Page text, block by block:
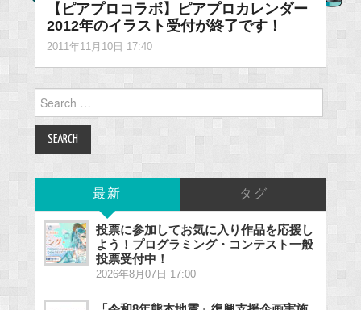
【ピアプロコラボ】ピアプロカレンダー
2012年のイラスト受付が終了です！
2011年11月10日 17:40
Search
for:
最新 タグ
投票に参加してお気に入り作品を応援し
よう！プログラミング・コンテスト一般
投票受付中！
2026年8月07日 17:00